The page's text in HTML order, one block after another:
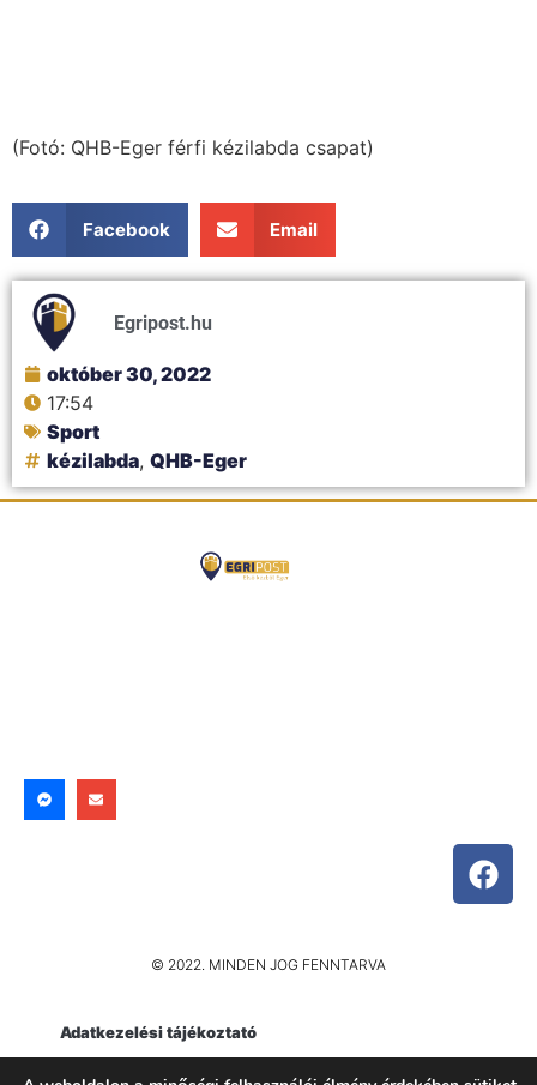
(Fotó: QHB-Eger férfi kézilabda csapat)
Facebook Email
Egripost.hu
október 30, 2022
17:54
Sport
kézilabda, QHB-Eger
© 2022. MINDEN JOG FENNTARVA
Adatkezelési tájékoztató
Impresszum